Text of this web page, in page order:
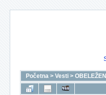
Početna > Vesti >